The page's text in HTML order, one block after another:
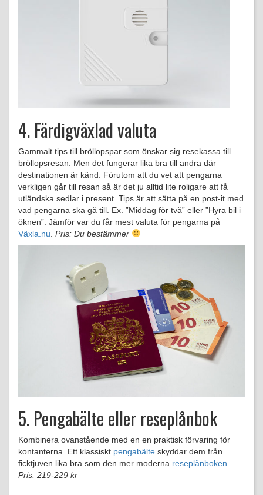
4. Färdigväxlad valuta
Gammalt tips till bröllopspar som önskar sig resekassa till
bröllopsresan. Men det fungerar lika bra till andra där
destinationen är känd. Förutom att du vet att pengarna
verkligen går till resan så är det ju alltid lite roligare att få
utländska sedlar i present. Tips är att sätta på en post-it med
vad pengarna ska gå till. Ex. ”Middag för två” eller ”Hyra bil i
öknen”. Jämför var du får mest valuta för pengarna på
Växla.nu Pris: Du bestämmer
5. Pengabälte eller reseplånbok
Kombinera ovanstående med en en praktisk förvaring för
kontanterna. Ett klassiskt pengabälte skyddar dem från
ficktjuven lika bra som den mer moderna reseplånboken
Pris: 219-229 kr